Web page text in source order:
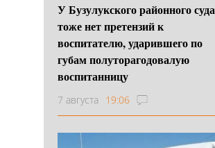
У Бузулукского районного суда
тоже нет претензий к
воспитателю, ударившего по
губам полуторагодовалую
воспитанницу
7 августа 19:06